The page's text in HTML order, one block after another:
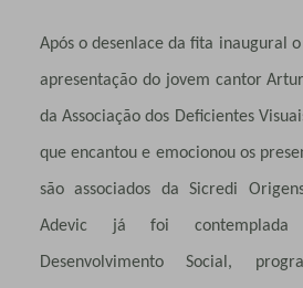
Após o desenlace da fita inaugural
apresentação do jovem cantor
da Associação dos Deficientes
que encantou e emocionou os
são associados da Sicredi
Adevic já foi
Desenvolvimento Social,